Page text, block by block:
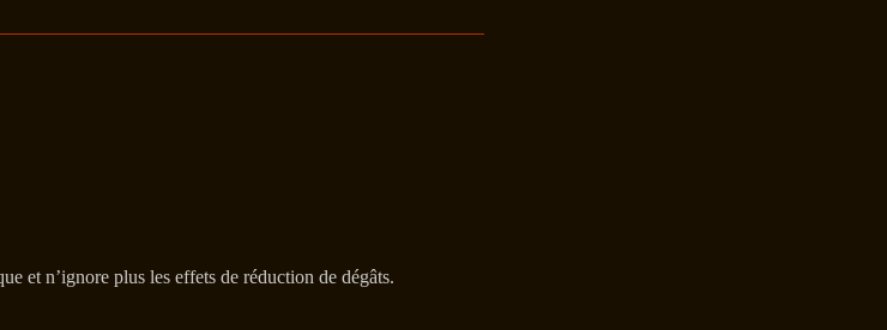
et n’ignore plus les effets de réduction de dégâts.